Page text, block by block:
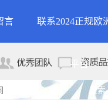
言 联系2024正规欧
平台